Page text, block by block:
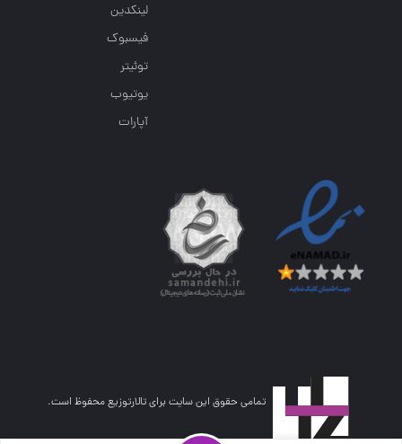
لینکدین
فیسبوک
توئیتر
یوتیوب
آپارات
تمامی حقوق این سایت برای تالارتوزیع محفوظ است.